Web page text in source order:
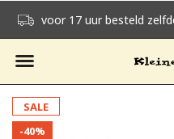
voor 17 uur besteld zelfde
SALE
-40%